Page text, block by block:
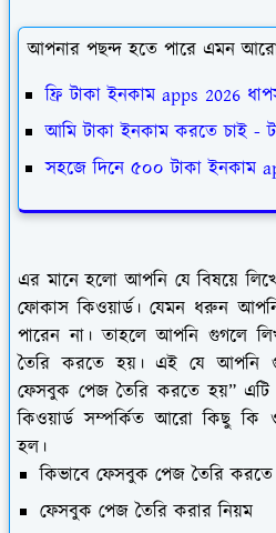
আপনার পছন্দ হতে পারে এমন
ফ্রি টাকা ইনকাম apps 2026
আমি টাকা ইনকাম করতে চাই -
সহজে দিনে ৫০০ টাকা ইনকাম
এর মানে হলো আপনি যে বিষয়ে
ফোকাস কিওয়ার্ড। যেমন ধরুন
পারেন না। তাহলে আপনি গুগলে
তৈরি করতে হয়। এই যে আপনি
ফেসবুক পেজ তৈরি করতে হয়” এটি
কিওয়ার্ড সম্পর্কিত আরো কিছু কি
হল।
কিভাবে ফেসবুক পেজ তৈরি
ফেসবুক পেজ তৈরি করার নিয়ম